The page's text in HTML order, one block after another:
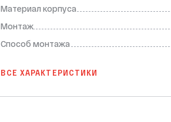
Материал корпуса
Монтаж
Способ монтажа
ВСЕ ХАРАКТЕРИСТИКИ